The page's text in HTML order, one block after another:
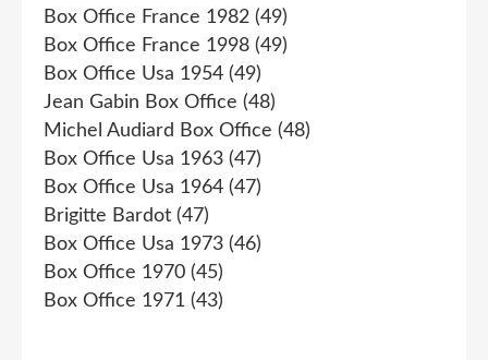
Box Office France 1982 (49)
Box Office France 1998 (49)
Box Office Usa 1954 (49)
Jean Gabin Box Office (48)
Michel Audiard Box Office (48)
Box Office Usa 1963 (47)
Box Office Usa 1964 (47)
Brigitte Bardot (47)
Box Office Usa 1973 (46)
Box Office 1970 (45)
Box Office 1971 (43)